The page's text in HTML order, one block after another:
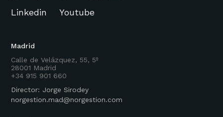
Madrid
Calle de Velázquez, 55, 5º
28001 Madrid
+34 915 901 660
Director: Jorge Sirodey
norgestion.mad@norgestion.com
Linkedin
Youtube